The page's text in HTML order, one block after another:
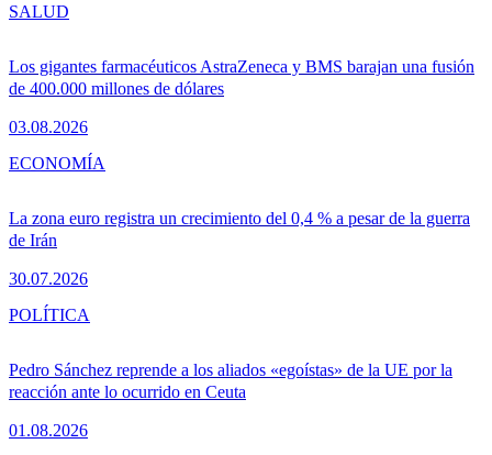
Los gigantes farmacéuticos AstraZeneca y BMS barajan una fusión
de 400.000 millones de dólares
03.08.2026
SALUD
La zona euro registra un crecimiento del 0,4 % a pesar de la guerra
de Irán
30.07.2026
ECONOMÍA
Pedro Sánchez reprende a los aliados «egoístas» de la UE por la
reacción ante lo ocurrido en Ceuta
01.08.2026
POLÍTICA